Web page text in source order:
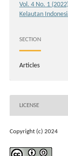
Vol. 4 No. 1
Kelautan
SECTION
Articles
LICENSE
Copyright (c) 2024